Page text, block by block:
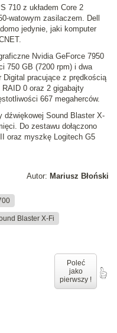
710 z układem Core 2
watowym zasilaczem. Dell
jedynie, jaki komputer
Nvidia GeForce 7950
750 GB (7200 rpm) i dwa
Digital pracujące z prędkością
0 oraz 2 gigabajty
667 megaherców.
dźwiękowej Sound Blaster X-
Do zestawu dołączono
oraz myszkę Logitech G5
Autor: Mariusz Błoński
Blaster X-Fi
Poleć
jako
pierwszy !